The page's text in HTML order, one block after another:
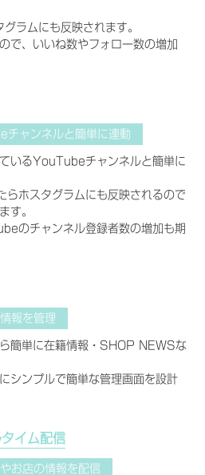
ラムにも反映されます。
で、いいね数やフォロー数の増加
ャンネルと簡単に連動
いるYouTubeチャンネルと簡単に
ホスタグラムにも反映されるので
す。
のチャンネル登録者数の増加も期
報を管理
簡単に在籍情報・SHOP NEWSな
シンプルで簡単な管理画面を設計
イム配信
お店の情報を配信